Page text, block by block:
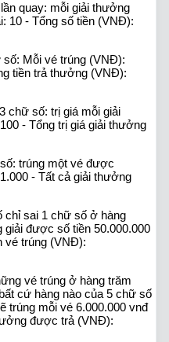
quay: mỗi giải thưởng
10 - Tổng số tiền (VNĐ):
Mỗi vé trúng (VNĐ):
tiền trả thưởng (VNĐ):
chữ số: trị giá mỗi giải
- Tổng trị giá giải thưởng
trúng một vé được
- Tất cả giải thưởng
chỉ sai 1 chữ số ở hàng
được số tiền 50.000.000
vé trúng (VNĐ):
vé trúng ở hàng trăm
cứ hàng nào của 5 chữ số
trúng mỗi vé 6.000.000 vnđ
được trả (VNĐ):